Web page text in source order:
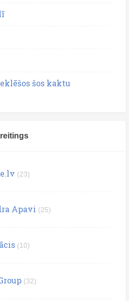
šos kaktu
(23)
Apavi (25)
(10)
(32)